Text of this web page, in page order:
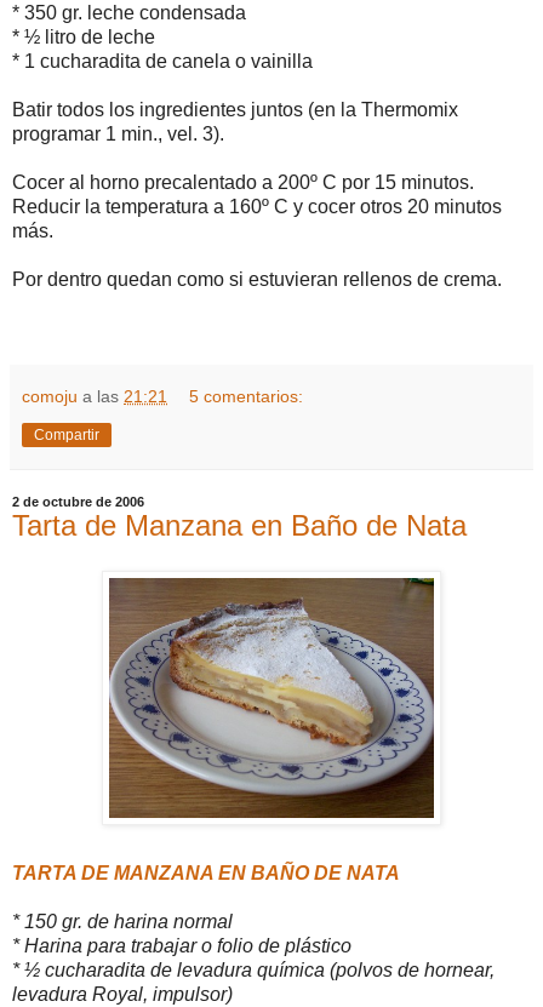
* 350 gr. leche condensada
* ½ litro de leche
* 1 cucharadita de canela o vainilla
Batir todos los ingredientes juntos (en la Thermomix
programar 1 min., vel. 3).
Cocer al horno precalentado a 200º C por 15 minutos.
Reducir la temperatura a 160º C y cocer otros 20 minutos
más.
Por dentro quedan como si estuvieran rellenos de crema.
comoju a las 21:21 5 comentarios:
Compartir
2 de octubre de 2006
Tarta de Manzana en Baño de Nata
TARTA DE MANZANA EN BAÑO DE NATA
* 150 gr. de harina normal
* Harina para trabajar o folio de plástico
* ½ cucharadita de levadura química (polvos de hornear,
levadura Royal, impulsor)